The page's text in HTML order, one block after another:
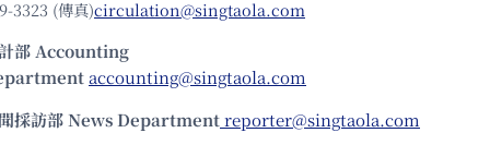
3323 (傳真)circulation@singtaola.com
部 Accounting
accounting@singtaola.com
採訪部 News Departmentreporter@singtaola.com